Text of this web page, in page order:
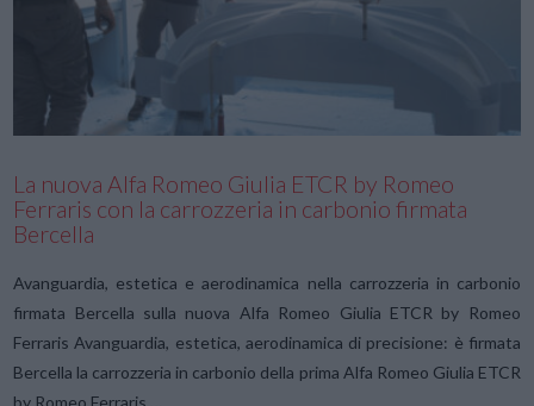
La nuova Alfa Romeo Giulia ETCR by Romeo
Ferraris con la carrozzeria in carbonio firmata
Bercella
Avanguardia, estetica e aerodinamica nella carrozzeria in carbonio
firmata Bercella sulla nuova Alfa Romeo Giulia ETCR by Romeo
Ferraris Avanguardia, estetica, aerodinamica di precisione: è firmata
Bercella la carrozzeria in carbonio della prima Alfa Romeo Giulia ETCR
by Romeo Ferraris …